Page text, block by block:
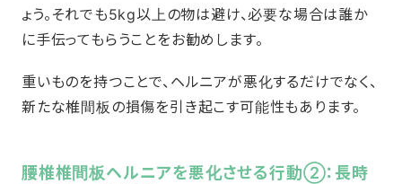
ょう。それでも5kg以上の物は避け、必要な場合は誰か
に手伝ってもらうことをお勧めします。
重いものを持つことで、ヘルニアが悪化するだけでなく、
新たな椎間板の損傷を引き起こす可能性もあります。
腰椎椎間板ヘルニアを悪化させる行動②：長時